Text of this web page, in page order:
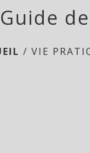
Guide
/VIE